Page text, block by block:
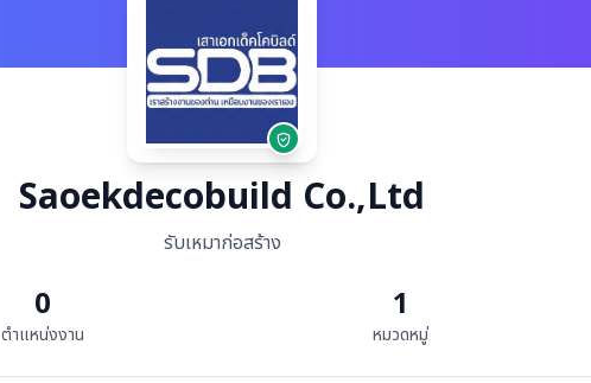
Saoekdecobuild Co.,Ltd
รับเหมาก่อสร้าง
0
ตำแหน่งงาน
1
หมวดหมู่